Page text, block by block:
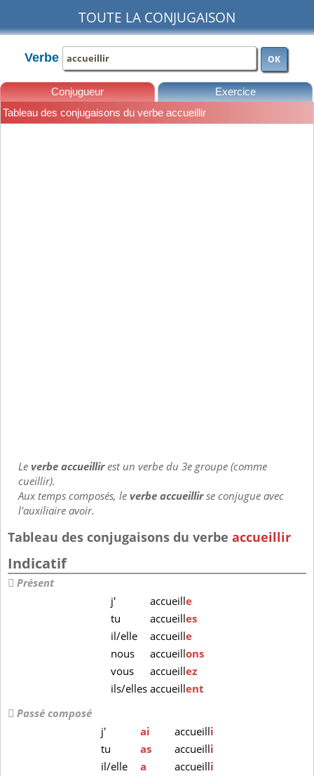
TOUTE LA CONJUGAISON
Verbe OK
Conjugueur Exercice
Tableau des conjugaisons du verbe accueillir
Leverbe accueillirest un verbe du 3e groupe (comme
cueillir).
Aux temps composés, leverbe accueillirse conjugue avec
l'auxiliaire avoir.
Tableau des conjugaisons du verbe accueillir
Indicatif
Présent
j'
accueille
tu
accueilles
il/elle
accueille
nous
accueillons
vous
accueillez
ils/elles accueillent
Passé composé
j'
ai accueilli
tu
as accueilli
il/elle
a accueilli